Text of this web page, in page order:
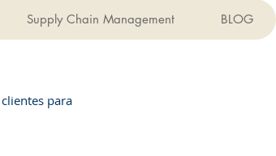
Supply Chain Management BLOG
para